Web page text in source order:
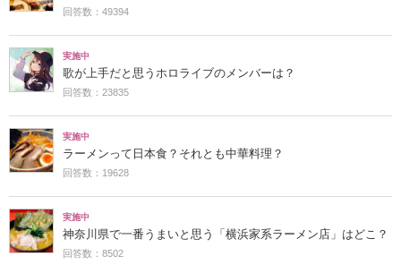
回答数：49394
実施中
歌が上手だと思うホロライブのメンバーは？
回答数：23835
実施中
ラーメンって日本食？それとも中華料理？
回答数：19628
実施中
神奈川県で一番うまいと思う「横浜家系ラーメン店」はどこ？
回答数：8502